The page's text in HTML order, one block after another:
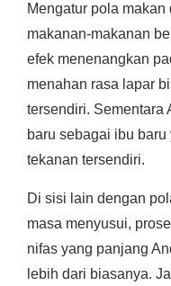
Mengatur pola
makanan-makanan
efek menenangkan
menahan rasa lapar
tersendiri. Sementara
baru sebagai ibu
tekanan tersendiri.
Di sisi lain dengan
masa menyusui,
nifas yang panjang
lebih dari biasanya.